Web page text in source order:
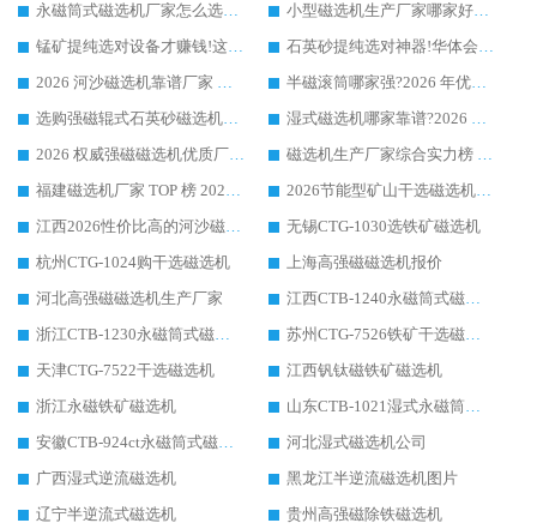
永磁筒式磁选机厂家怎么选?14 年老厂华体会手机网页版-华体会(中国) 凭实力出圈，这 5 大优势太圈粉
小型磁选机生产厂家哪家好?2026 年实测推荐，华体会手机网页版-华体会(中国) 十年口碑厂值得闭眼入
锰矿提纯选对设备才赚钱!这家临朐厂家的强磁辊磁选机凭啥成行业标杆?
石英砂提纯选对神器!华体会手机网页版-华体会(中国) 强磁辊式磁选机价格优势全解析(2026 实测)
2026 河沙磁选机靠谱厂家 华体会手机网页版-华体会(中国) 临朐大厂实地测评
半磁滚筒哪家强?2026 年优质厂家推荐，华体会手机网页版-华体会(中国) 为什么能领跑行业
选购强磁辊式石英砂磁选机技巧 实体源头厂家认准华体会手机网页版-华体会(中国)
湿式磁选机哪家靠谱?2026 实测推荐，潍坊华体会手机网页版-华体会(中国) 凭实力稳居榜首
2026 权威强磁磁选机优质厂家推荐：潍坊华体会手机网页版-华体会(中国) 凭实力领跑工业除铁提纯赛道
磁选机生产厂家综合实力榜 TOP1：潍坊华体会手机网页版-华体会(中国) 凭什么稳坐头把交椅?
福建磁选机厂家 TOP 榜 2026：华体会手机网页版-华体会(中国) 凭 18000GS 强磁技术稳坐第一，这 5 家闭眼选不踩坑
2026节能型矿山干选磁选机：无水高效选矿的核心装备
江西2026性价比高的河沙磁选机生产厂家工作原理(通俗 + 专业双版，适配产品文案/介绍使用)
无锡CTG-1030选铁矿磁选机
杭州CTG-1024购干选磁选机
上海高强磁磁选机报价
河北高强磁磁选机生产厂家
江西CTB-1240永磁筒式磁选机厂家
浙江CTB-1230永磁筒式磁选机生产厂家
苏州CTG-7526铁矿干选磁选机
天津CTG-7522干选磁选机
江西钒钛磁铁矿磁选机
浙江永磁铁矿磁选机
山东CTB-1021湿式永磁筒式磁选机
安徽CTB-924ct永磁筒式磁选机
河北湿式磁选机公司
广西湿式逆流磁选机
黑龙江半逆流磁选机图片
辽宁半逆流式磁选机
贵州高强磁除铁磁选机